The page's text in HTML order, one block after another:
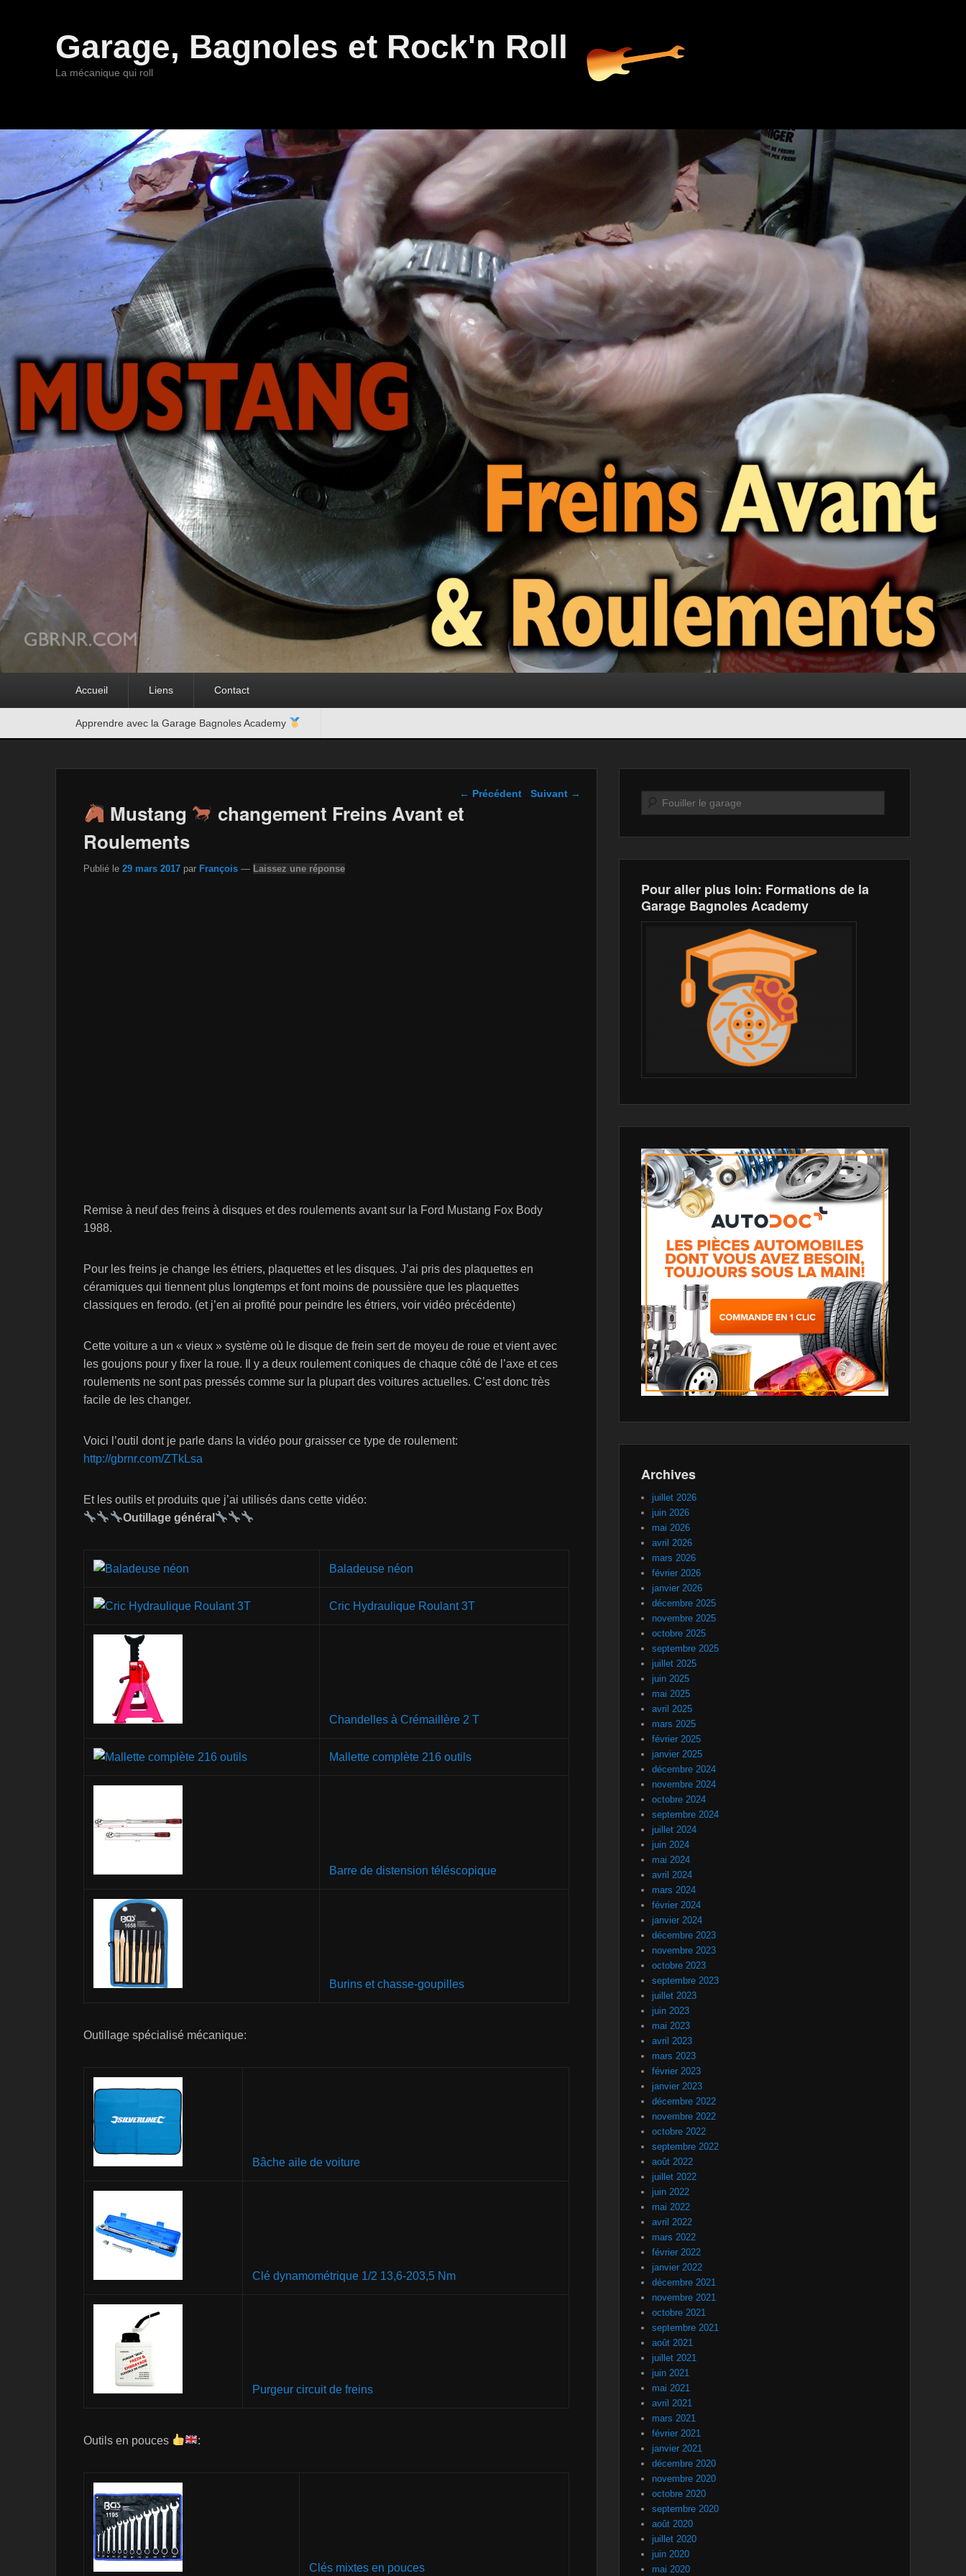
Garage, Bagnoles et Rock'n Roll
La mécanique qui roll
Accueil Liens Contact
Apprendre avec la Garage Bagnoles Academy
Navigation dans les
← Précédent Suivant →
Mustang
changement Freins Avant et
Roulements
Publié le 29 mars 2017 par François — Laissez une réponse
Remise à neuf des freins à disques et des roulements avant sur la Ford Mustang Fox Body
1988.
Pour les freins je change les étriers, plaquettes et les disques. J’ai pris des plaquettes en
céramiques qui tiennent plus longtemps et font moins de poussière que les plaquettes
classiques en ferodo. (et j’en ai profité pour peindre les étriers, voir vidéo précédente)
Cette voiture a un « vieux » système où le disque de frein sert de moyeu de roue et vient avec
les goujons pour y fixer la roue. Il y a deux roulement coniques de chaque côté de l’axe et ces
roulements ne sont pas pressés comme sur la plupart des voitures actuelles. C’est donc très
facile de les changer.
Voici l’outil dont je parle dans la vidéo pour graisser ce type de roulement:
http://gbrnr.com/ZTkLsa
Et les outils et produits que j’ai utilisés dans cette vidéo:
Outillage général
Baladeuse néon
Cric Hydraulique Roulant 3T
Chandelles à Crémaillère 2 T
Mallette complète 216 outils
Barre de distension téléscopique
Burins et chasse-goupilles
Outillage spécialisé mécanique:
Bâche aile de voiture
Clé dynamométrique 1/2 13,6-203,5 Nm
Purgeur circuit de freins
Outils en pouces :
Clés mixtes en pouces
Recherche
Pour aller plus loin: Formations de la
Garage Bagnoles Academy
Archives
juillet 2026
juin 2026
mai 2026
avril 2026
mars 2026
février 2026
janvier 2026
décembre 2025
novembre 2025
octobre 2025
septembre 2025
juillet 2025
juin 2025
mai 2025
avril 2025
mars 2025
février 2025
janvier 2025
décembre 2024
novembre 2024
octobre 2024
septembre 2024
juillet 2024
juin 2024
mai 2024
avril 2024
mars 2024
février 2024
janvier 2024
décembre 2023
novembre 2023
octobre 2023
septembre 2023
juillet 2023
juin 2023
mai 2023
avril 2023
mars 2023
février 2023
janvier 2023
décembre 2022
novembre 2022
octobre 2022
septembre 2022
août 2022
juillet 2022
juin 2022
mai 2022
avril 2022
mars 2022
février 2022
janvier 2022
décembre 2021
novembre 2021
octobre 2021
septembre 2021
août 2021
juillet 2021
juin 2021
mai 2021
avril 2021
mars 2021
février 2021
janvier 2021
décembre 2020
novembre 2020
octobre 2020
septembre 2020
août 2020
juillet 2020
juin 2020
mai 2020